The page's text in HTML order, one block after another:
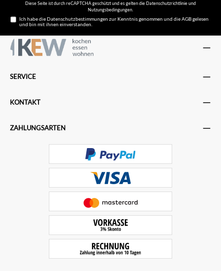
Diese Seite ist durch reCAPTCHA geschützt und es gelten die Datenschutzrichtlinieund
Nutzungsbedingungen.
Ich habe dieDatenschutzbestimmungen zur Kenntnis genommen und dieAGBgelesen
und bin mit ihnen einverstanden.
SERVICE
KONTAKT
ZAHLUNGSARTEN